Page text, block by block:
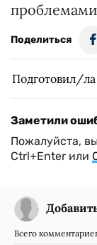
Поделиться
Подготовил/
Заметили
Пожалуйста,
Ctrl+Enter или
Всего